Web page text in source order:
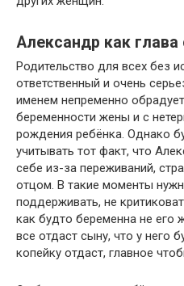
Александр как глава
Родительство для всех без
ответственный и очень
именем непременно
беременности жены и с
рождения ребёнка. Однако
учитывать тот факт, что
себе из-за переживаний,
отцом. В такие моменты
поддерживать, не
как будто беременна не его
все отдаст сыну, что у него
копейку отдаст, главное